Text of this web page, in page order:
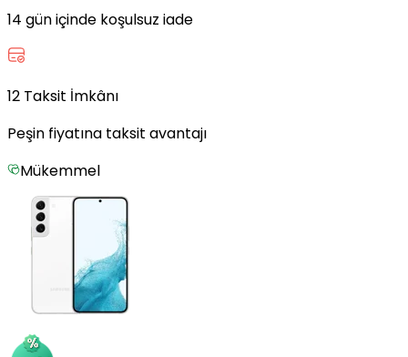
14 gün içinde koşulsuz iade
12 Taksit İmkânı
Peşin fiyatına taksit avantajı
Mükemmel